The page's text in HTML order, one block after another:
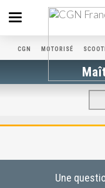
Toggle
navigation
CGN MOTORISÉ
Une